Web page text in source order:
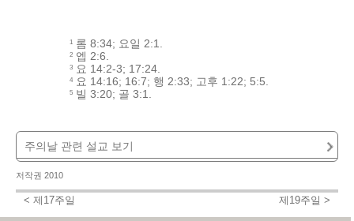
1 롬 8:34; 요일 2:1.
2 엡 2:6.
3 요 14:2-3; 17:24.
4 요 14:16; 16:7; 행 2:33; 고후 1:22; 5:5.
5 빌 3:20; 골 3:1.
주의날 관련 설교 보기
주의 날 18: 승천하신 우리의 대언자 그리스도
Hur, Soon-Kil
저작권 2010
< 제17주일 제19주일 >